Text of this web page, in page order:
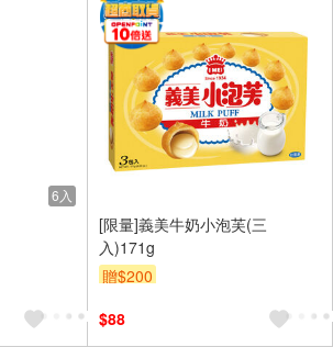
6入
[限量]義美牛奶小泡芙(三
入)171g
贈$200
$88